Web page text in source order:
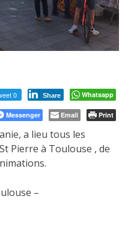
0 Share Whatsapp
Messenger Email Print
a lieu tous les
Pierre à Toulouse , de
–